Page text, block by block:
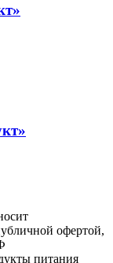
офертой,
питания